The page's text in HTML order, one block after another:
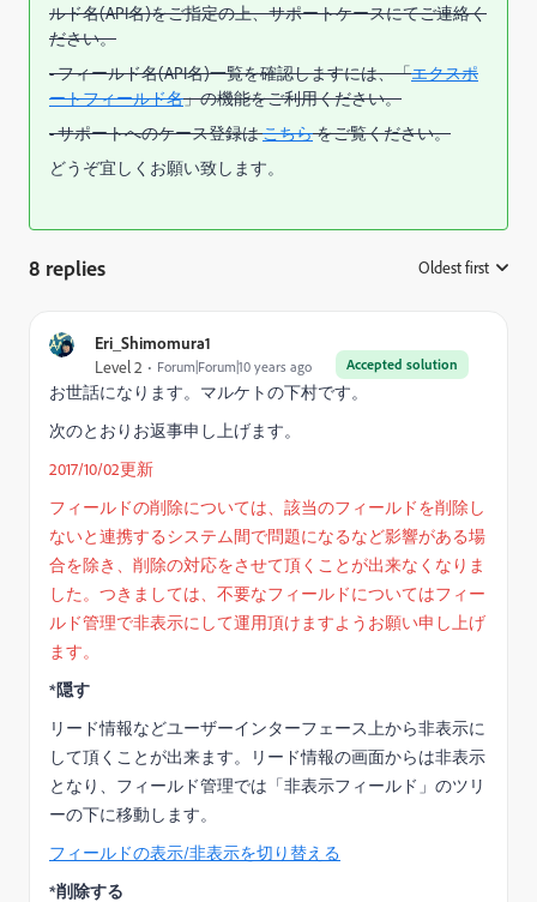
ルド名(API名)をご指定の上、サポートケースにてご連絡く
ださい。
- フィールド名(API名)一覧を確認しますには、「エクスポ
ートフィールド名」の機能をご利用ください。
- サポートへのケース登録はこちらをご覧ください。
どうぞ宜しくお願い致します。
8 replies Oldest first
Eri_Shimomura1
Accepted solution
Level 2 Forum|Forum|10 years ago
お世話になります。マルケトの下村です。
次のとおりお返事申し上げます。
2017/10/02更新
フィールドの削除については、該当のフィールドを削除し
ないと連携するシステム間で問題になるなど影響がある場
合を除き、削除の対応をさせて頂くことが出来なくなりま
した。つきましては、不要なフィールドについてはフィー
ルド管理で非表示にして運用頂けますようお願い申し上げ
ます。
*隠す
リード情報などユーザーインターフェース上から非表示に
して頂くことが出来ます。リード情報の画面からは非表示
となり、フィールド管理では「非表示フィールド」のツリ
ーの下に移動します。
フィールドの表示/非表示を切り替える
*削除する